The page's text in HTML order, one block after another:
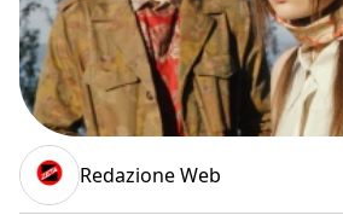
Redazione Web